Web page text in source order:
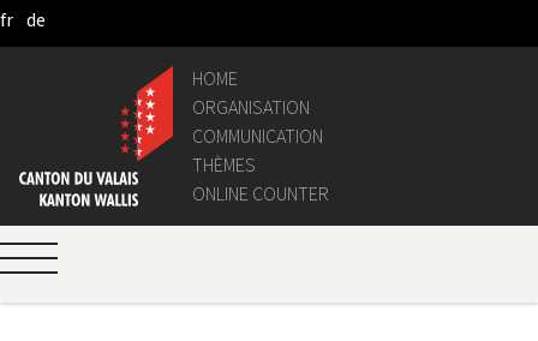
Skip to Main Content
fr de
HOME
ORGANISATION
COMMUNICATION
THÈMES
ONLINE COUNTER